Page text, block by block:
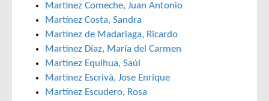
Martínez Comeche, Juan Antonio
Martínez Costa, Sandra
Martínez de Madariaga, Ricardo
Martínez Díaz, María del Carmen
Martínez Equihua, Saúl
Martínez Escrivà, Jose Enrique
Martínez Escudero, Rosa